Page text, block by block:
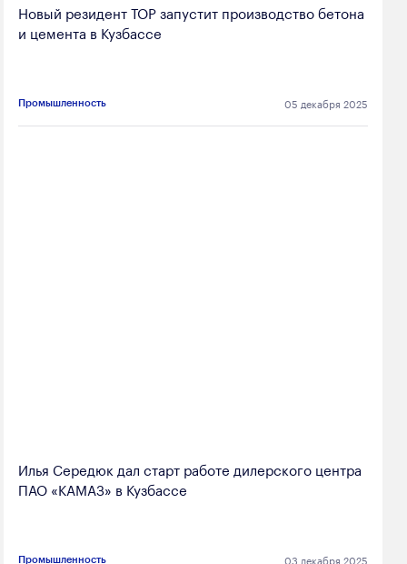
Новый резидент ТОР запустит производство бетона
и цемента в Кузбассе
Промышленность 05 декабря 2025
Илья Середюк дал старт работе дилерского центра
ПАО «КАМАЗ» в Кузбассе
Промышленность 03 декабря 2025